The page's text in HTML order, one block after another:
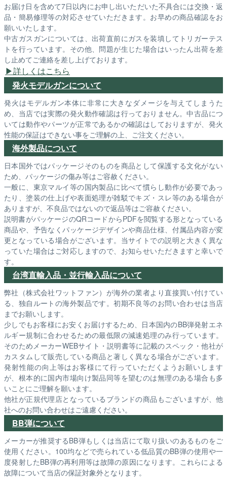
お届け日を含めて7日以内にお申し出いただいた不具合には交換・返
品・簡易修理等の対応させていただきます。お早めの商品確認をお
願いいたします。
中古ガスガンについては、出荷直前にガスを装填してトリガーテス
トを行っています。その他、問題が生じた場合はいったん出荷を差
し止めてご連絡を差し上げております。
詳しくはこちら
発火モデルガンについて
発火はモデルガン本体に非常に大きなダメージを与えてしまうた
め、当店では実際の発火動作確認は行っておりません。中古品につ
いては動作やパーツが正常であるかの確認はしておりますが、発火
性能の保証はできない事をご理解の上、ご注文ください。
海外製品について
日本国外ではパッケージそのものを商品として保護する文化がない
ため、パッケージの傷み等はご容赦ください。
一般に、東京マルイ等の国内製品に比べて慣らし動作が必要であっ
たり、塗装の仕上げや表面処理が雑駁でキズ・スレ等のある場合が
ありますが、不良品ではないので返品等はご容赦ください。
説明書がパッケージのQRコードからPDFを閲覧する形となっている
商品や、予告なくパッケージデザインや商品仕様、付属品内容が変
更となっている場合がございます。当サイトでの説明と大きく異な
っていた場合はご対応しますので、お知らせいただきますと幸いで
す。
台湾直輸入品・並行輸入品について
弊社（株式会社ワットファン）が海外の業者より直接買い付けてい
る、独自ルートの海外製品です。初期不良等のお問い合わせは当店
までお願いします。
少しでもお客様にお安くお届けするため、日本国内のBB弾発射エネ
ルギー規制に合わせるための最低限の減速処理のみ行っています。
そのためメーカーWEBサイト・説明書等に記載のスペック・他社が
カスタムして販売している商品と著しく異なる場合がございます。
発射性能の向上等はお客様にて行っていただくようお願いします
が、根本的に国内市場向け製品同等を望むのは無理のある場合も多
いことにご理解を願います。
他社が正規代理店となっているブランドの商品もございますが、他
社へのお問い合わせはご遠慮ください。
BB弾について
メーカーが推奨するBB弾もしくは当店にて取り扱いのあるものをご
使用ください。100均などで売られている低品質のBB弾の使用や一
度発射したBB弾の再利用等は故障の原因になります。これらによる
故障について当店の保証対象外となります。